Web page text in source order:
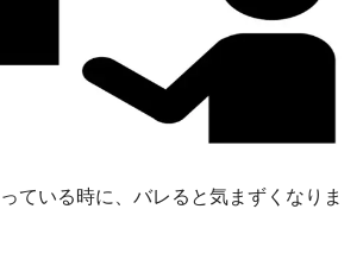
ている時に、バレると気まずくなりま